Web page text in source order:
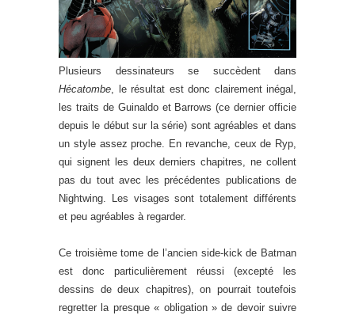
Plusieurs dessinateurs se succèdent dans
Hécatombe, le résultat est donc clairement inégal,
les traits de Guinaldo et Barrows (ce dernier officie
depuis le début sur la série) sont agréables et dans
un style assez proche. En revanche, ceux de Ryp,
qui signent les deux derniers chapitres, ne collent
pas du tout avec les précédentes publications de
Nightwing. Les visages sont totalement différents
et peu agréables à regarder.
Ce troisième tome de l’ancien side-kick de Batman
est donc particulièrement réussi (excepté les
dessins de deux chapitres), on pourrait toutefois
regretter la presque « obligation » de devoir suivre